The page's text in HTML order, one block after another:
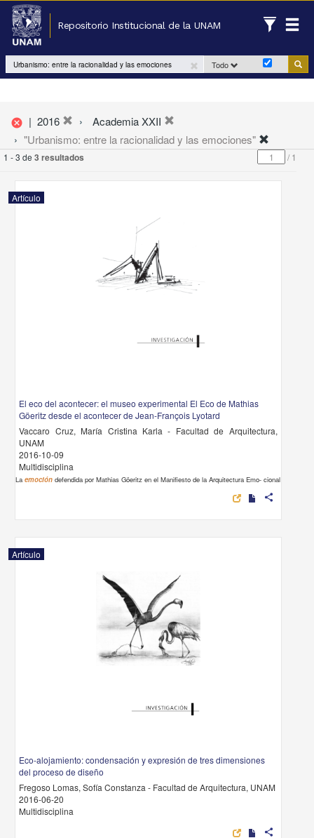
Repositorio Institucional de la UNAM
Todo
cancel | 2016
Academia XXII
"Urbanismo: entre la racionalidad y las emociones"
1 - 3 de 3 resultados /1
Artículo
El eco del acontecer: el museo experimental El Eco de Mathias
Göeritz desde el acontecer de Jean-François Lyotard
Vaccaro Cruz, María Cristina Karla - Facultad de Arquitectura,
UNAM
2016-10-09
Multidisciplina
Laemoción defendida por Mathias Göeritz en el Manifiesto de la Arquitectura Emo- cional
share
Artículo
Eco-alojamiento: condensación y expresión de tres dimensiones
del proceso de diseño
Fregoso Lomas, Sofía Constanza - Facultad de Arquitectura, UNAM
2016-06-20
Multidisciplina
share